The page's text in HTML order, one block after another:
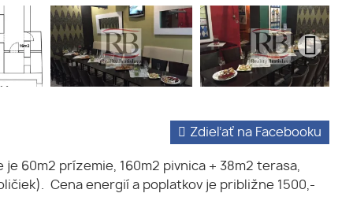
Zdieľať na Facebooku
60m2 prízemie, 160m2 pivnica + 38m2 terasa,
Cena energií a poplatkov je približne 1500,-